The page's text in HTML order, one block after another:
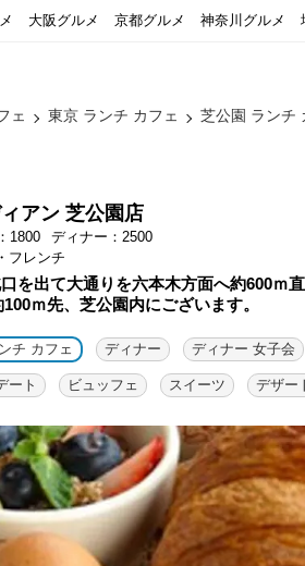
大阪グルメ 京都グルメ 神奈川グルメ
ェ 東京 ランチ カフェ 芝公園 ランチ
アン 芝公園店
1800
ディナー：2500
フレンチ
を出て大通りを六本木方面へ約600ｍ直
ｍ先、芝公園内にございます。
チ カフェ ディナー ディナー 女子会
ート ビュッフェ スイーツ デザー